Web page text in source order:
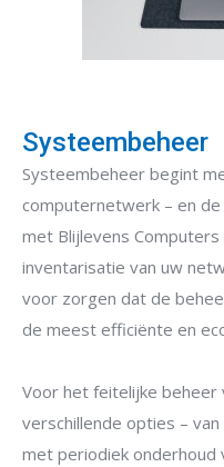
Systeembeheer
Systeembeheer begint
computernetwerk – en
met Blijlevens
inventarisatie van uw
voor zorgen dat de
de meest efficiënte en
Voor het feitelijke beheer
verschillende opties –
met periodiek onderhoud